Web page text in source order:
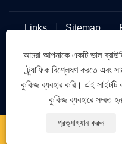
Links Sitemap
কপিরাইট © 2025 জেজিয়াং
আমরা আপনাকে একটি ভাল
ট্র্যাফিক বিশ্লেষণ করতে এবং
কুকিজ ব্যবহার করি। এই সাইটটি
কুকিজ ব্যবহারে সম্মত
প্রত্যাখ্যান করুন